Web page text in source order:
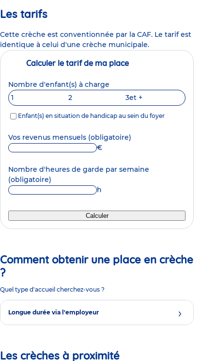
Les tarifs
Cette crèche est conventionnée par la CAF. Le tarif est
identique à celui d'une crèche municipale.
Calculer le tarif de ma place
Nombre d'enfant(s) à charge
1
2 3et +
Enfant(s) en situation de handicap au sein du foyer
Vos revenus mensuels (obligatoire)
€
Nombre d'heures de garde par semaine
(obligatoire)
h
Calculer
Comment obtenir une place en crèche
?
Quel type d'accueil cherchez-vous ?
Longue durée via l'employeur
Les crèches à proximité